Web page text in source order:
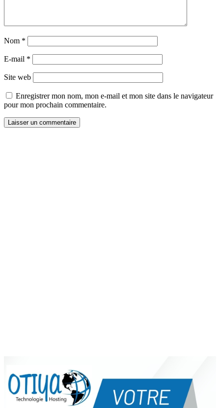
Nom *
E-mail *
Site web
Enregistrer mon nom, mon e-mail et mon site dans le navigateur
pour mon prochain commentaire.